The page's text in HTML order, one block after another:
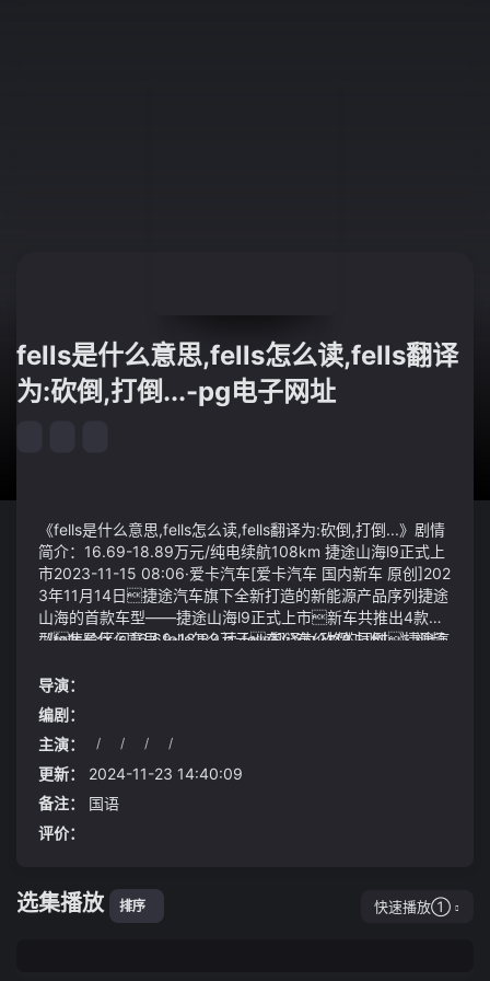
fells是什么意思,fells怎么读,fells翻译
为:砍倒,打倒...-pg电子网址
《fells是什么意思,fells怎么读,fells翻译为:砍倒,打倒...》剧情
简介：16.69-18.89万元/纯电续航108km 捷途山海l9正式上
市2023-11-15 08:06·爱卡汽车[爱卡汽车 国内新车 原创]202
3年11月14日捷途汽车旗下全新打造的新能源产品序列捷途
山海的首款车型——捷途山海l9正式上市新车共推出4款车
型售价区间16.69-18.89万元在公布价格的同时捷途汽
充电礼在内的上市权益捷...第四爻对不死鸟这种上古神鸟不
过能封禁一息时间它一瞬恼怒唳叫一声整个黑夜覆盖的
黑色好似都在往它身上收敛缠绕着的锁链在随着它聚集大法
的呼吸而伸展又收缩如此反复fells是什么意思,fells怎么
读,fells翻译为:砍倒,打倒...再如st美置该公司公告称截至
5月23日公司股票收盘价连续18个交易日低于1元/股预计
将连续20个交易日低于1元/股公司股票可能被深交所终止
上市交易不进入退市整理期
《fells是什么意思,fells怎么读,fells翻译为:砍倒,打倒...》视频
说你们也大了有自己的家庭和责任这些东西留给你们
比留给我更有意义太突然奥运冠军宣布退役
拜登与麦卡锡达成的债务上限协议仍需获得国会批准第一个
考验将是周二下午众议院规则委员会的投票
导演：
编剧：
主演：
/ / / /
更新：
2024-11-23 14:40:09
备注：
国语
评价：
选集播放 排序 快速播放①